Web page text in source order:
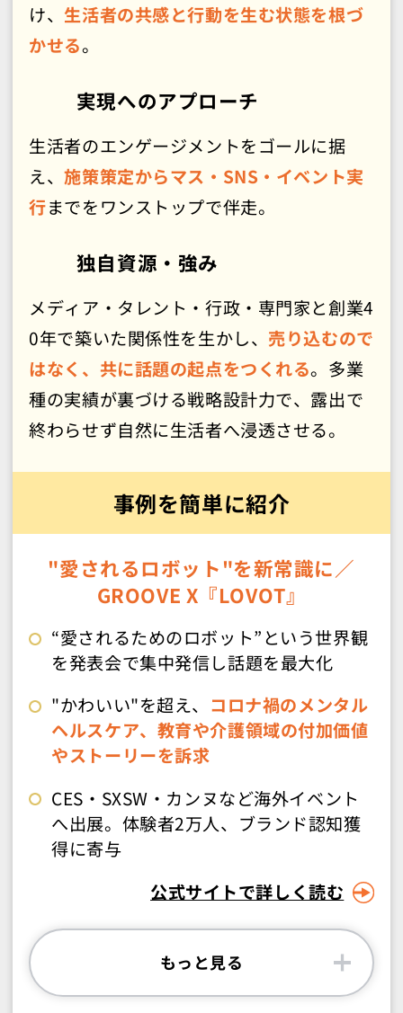
け、生活者の共感と行動を生む状態を根づ
かせる。
実現へのアプローチ
生活者のエンゲージメントをゴールに据
え、施策策定からマス・SNS・イベント実
行までをワンストップで伴走。
独自資源・強み
メディア・タレント・行政・専門家と創業4
0年で築いた関係性を生かし、 売り込むので
はなく、共に話題の起点をつくれる。多業
種の実績が裏づける戦略設計力で、露出で
終わらせず自然に生活者へ浸透させる。
事例を簡単に紹介
"愛されるロボット"を新常識に／
GROOVE X『LOVOT』
“愛されるためのロボット”という世界観
を発表会で集中発信し話題を最大化
"かわいい"を超え、 コロナ禍のメンタル
ヘルスケア、教育や介護領域の付加価値
やストーリーを訴求
CES・SXSW・カンヌなど海外イベント
へ出展。体験者2万人、ブランド認知獲
得に寄与
公式サイトで詳しく読む
もっと見る